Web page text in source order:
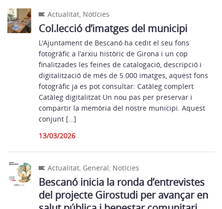
Actualitat, Notícies
Col.lecció d’imatges del municipi
L’Ajuntament de Bescanó ha cedit el seu fons
fotogràfic a l’arxiu històric de Girona i un cop
finalitzades les feines de catalogació, descripció i
digitalització de més de 5.000 imatges, aquest fons
fotogràfic ja es pot consultar: Catàleg complert
Catàleg digitalitzat Un nou pas per preservar i
compartir la memòria del nostre municipi. Aquest
conjunt […]
13/03/2026
Actualitat, General, Notícies
Bescanó inicia la ronda d’entrevistes
del projecte Girostudi per avançar en